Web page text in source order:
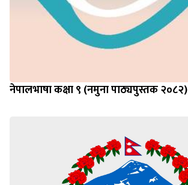
नेपालभाषा कक्षा ९ (नमुना पाठ्यपुस्तक २०८२)